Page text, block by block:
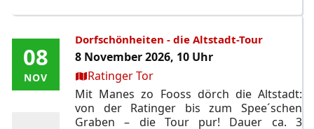
08
NOV
08
NOV
Dorfschönheiten - die Altstadt-Tour
8 November 2026, 10 Uhr
Ort:Ratinger Tor
Mit Manes zo Fooss dörch die Altstadt:
von der Ratinger bis zum Spee´schen
Graben – die Tour pur! Dauer ca. 3